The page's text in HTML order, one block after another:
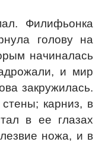
Филифьонка
голову на
начиналась
и мир
закружилась.
карниз, в
в ее глазах
ножа, и в